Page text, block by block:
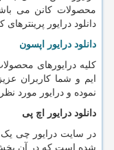
محصولات کانن می
دانلود درایور
دانلود درایور اپسون
کلیه درایورهای
ایم و شما کاربران
نموده و درایور مورد
دانلود درایور اچ پی
در سایت درایور چی
شده است که در آن